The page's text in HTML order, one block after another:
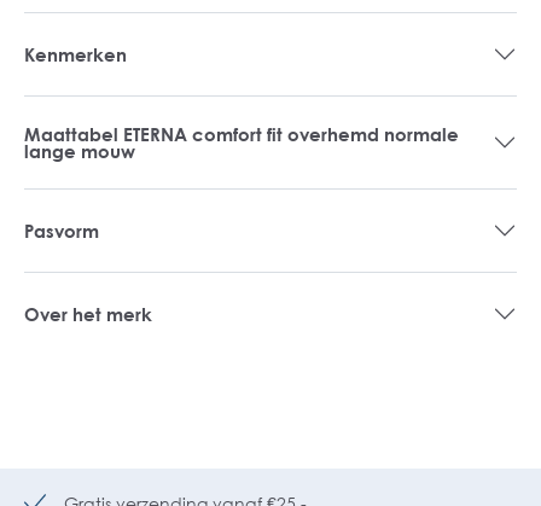
Kenmerken
Maattabel ETERNA comfort fit overhemd normale
lange mouw
Pasvorm
Over het merk